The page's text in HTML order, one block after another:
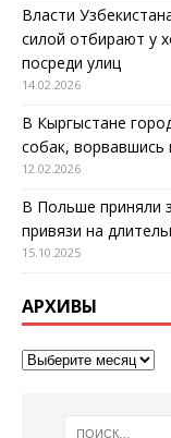
Власти
силой отбирают у
посреди улиц
14.02.2026
В Кыргыстане
собак, ворвавшись
12.02.2026
В Польше приняли
привязи на
15.10.2025
АРХИВЫ